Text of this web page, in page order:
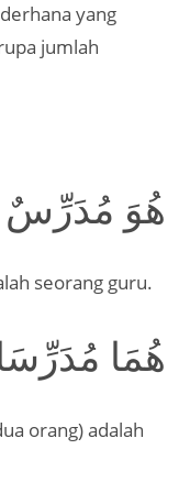
yang
jumlah
هُوَ مُدَرِّسٌ
seorang guru.
هُمَا
orang) adalah